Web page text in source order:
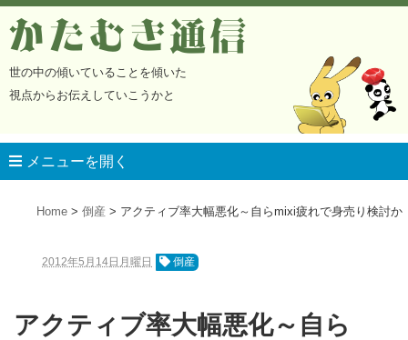
かたむき通信
世の中の傾いていることを傾いた
視点からお伝えしていこうかと
メニューを開く
Home 倒産 アクティブ率大幅悪化～自らmixi疲れで身売り検討か
2012年5月14日月曜日 倒産
アクティブ率大幅悪化～自ら